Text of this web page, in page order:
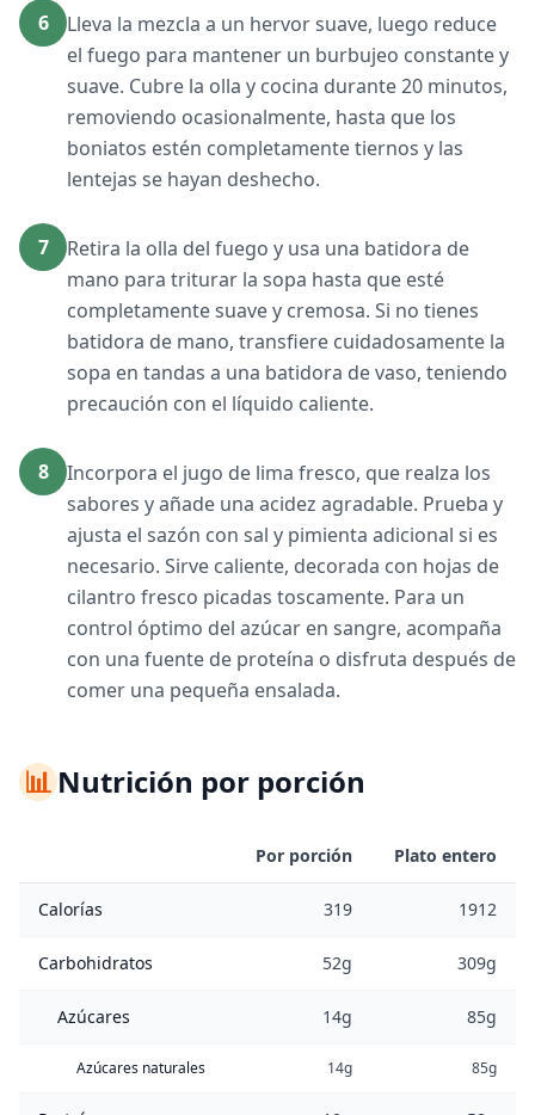
6
Lleva la mezcla a un hervor suave, luego reduce
el fuego para mantener un burbujeo constante y
suave. Cubre la olla y cocina durante 20 minutos,
removiendo ocasionalmente, hasta que los
boniatos estén completamente tiernos y las
lentejas se hayan deshecho.
7
Retira la olla del fuego y usa una batidora de
mano para triturar la sopa hasta que esté
completamente suave y cremosa. Si no tienes
batidora de mano, transfiere cuidadosamente la
sopa en tandas a una batidora de vaso, teniendo
precaución con el líquido caliente.
8
Incorpora el jugo de lima fresco, que realza los
sabores y añade una acidez agradable. Prueba y
ajusta el sazón con sal y pimienta adicional si es
necesario. Sirve caliente, decorada con hojas de
cilantro fresco picadas toscamente. Para un
control óptimo del azúcar en sangre, acompaña
con una fuente de proteína o disfruta después de
comer una pequeña ensalada.
📊Nutrición por porción
Por porción Plato entero
Calorías 319 1912
Carbohidratos 52g 309g
Azúcares 14g 85g
Azúcares naturales 14g 85g